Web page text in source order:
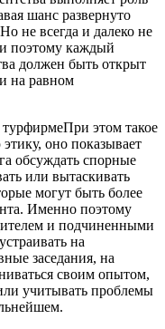
шанс развернуто
не всегда и далеко не
поэтому каждый
должен быть открыт
на равном
При этом такое
оно показывает
обсуждать спорные
или вытаскивать
могут быть более
Именно поэтому
и подчиненными
на
заседания, на
своим опытом,
учитывать проблемы